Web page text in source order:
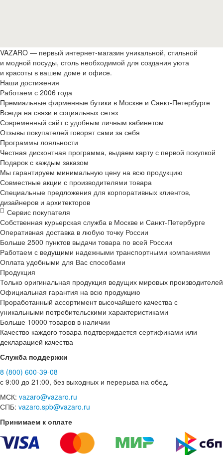
VAZARO — первый интернет-магазин уникальной, стильной
и модной посуды, столь необходимой для создания уюта
и красоты в вашем доме и офисе.
Наши достижения
Работаем с 2006 года
Премиальные фирменные бутики в Москве и Санкт-Петербурге
Всегда на связи в социальных сетях
Современный сайт с удобным личным кабинетом
Отзывы покупателей говорят сами за себя
Программы лояльности
Честная дисконтная программа, выдаем карту с первой покупкой
Подарок с каждым заказом
Мы гарантируем минимальную цену на всю продукцию
Совместные акции с производителями товара
Специальные предложения для корпоративных клиентов,
дизайнеров и архитекторов
Сервис покупателя
Собственная курьерская служба в Москве и Санкт-Петербурге
Оперативная доставка в любую точку России
Больше 2500 пунктов выдачи товара по всей России
Работаем с ведущими надежными транспортными компаниями
Оплата удобными для Вас способами
Продукция
Только оригинальная продукция ведущих мировых производителей
Официальная гарантия на всю продукцию
Проработанный ассортимент высочайшего качества с
уникальными потребительскими характеристиками
Больше 10000 товаров в наличии
Качество каждого товара подтверждается сертификами или
декларацией качества
Служба поддержки
8 (800) 600-39-08
с 9:00 до 21:00, без выходных и перерыва на обед.
МСК: vazaro@vazaro.ru
СПБ: vazaro.spb@vazaro.ru
Принимаем к оплате